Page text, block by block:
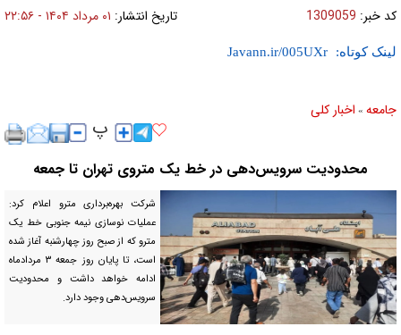
کد خبر: 1309059 تاریخ انتشار: ۰۱ مرداد ۱۴۰۴ - ۲۲:۵۶
لینک کوتاه:
جامعه » اخبار كلی
محدودیت سرویس‌دهی در خط یک متروی تهران تا جمعه
شرکت بهره‌برداری مترو اعلام کرد:
عملیات نوسازی نیمه جنوبی خط یک
مترو که از صبح روز چهارشنبه آغاز شده
است، تا پایان روز جمعه ۳ مردادماه
ادامه خواهد داشت و محدودیت
سرویس‌دهی وجود دارد.